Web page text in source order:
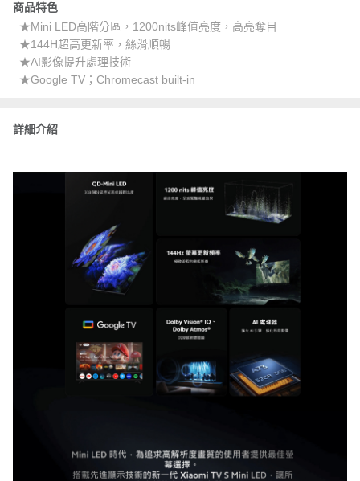
商品特色
★Mini LED高階分區，1200nits峰值亮度，高亮奪目
★144H超高更新率，絲滑順暢
★AI影像提升處理技術
★Google TV；Chromecast built-in
詳細介紹